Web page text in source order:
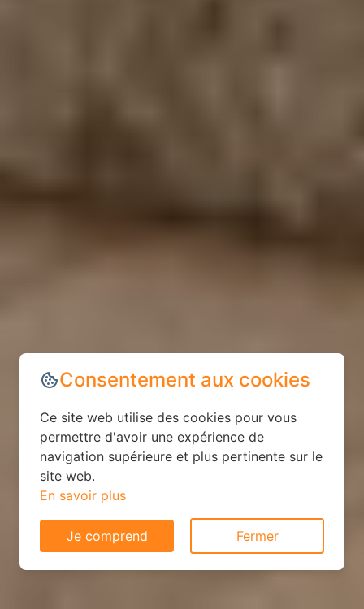
Consentement aux cookies
Ce site web utilise des cookies pour vous
permettre d'avoir une expérience de
navigation supérieure et plus pertinente sur le
site web.
En savoir plus
Je comprend Fermer